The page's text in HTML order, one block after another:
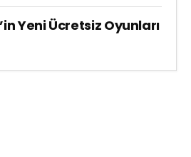
Yeni Ücretsiz Oyunları